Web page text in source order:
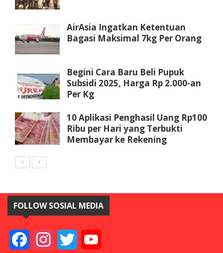
AirAsia Ingatkan Ketentuan
Bagasi Maksimal 7kg Per Orang
Begini Cara Baru Beli Pupuk
Subsidi 2025, Harga Rp 2.000-an
Per Kg
10 Aplikasi Penghasil Uang Rp100
Ribu per Hari yang Terbukti
Membayar ke Rekening
FOLLOW SOSIAL MEDIA
FacebookInstagramTwitter